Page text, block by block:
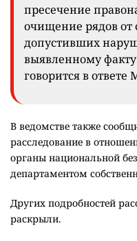
пресечение
очищение рядов от
допустивших
выявленному
говорится в ответе
В ведомстве также
расследование в
органы национальной
департаментом
Других подробностей
раскрыли.